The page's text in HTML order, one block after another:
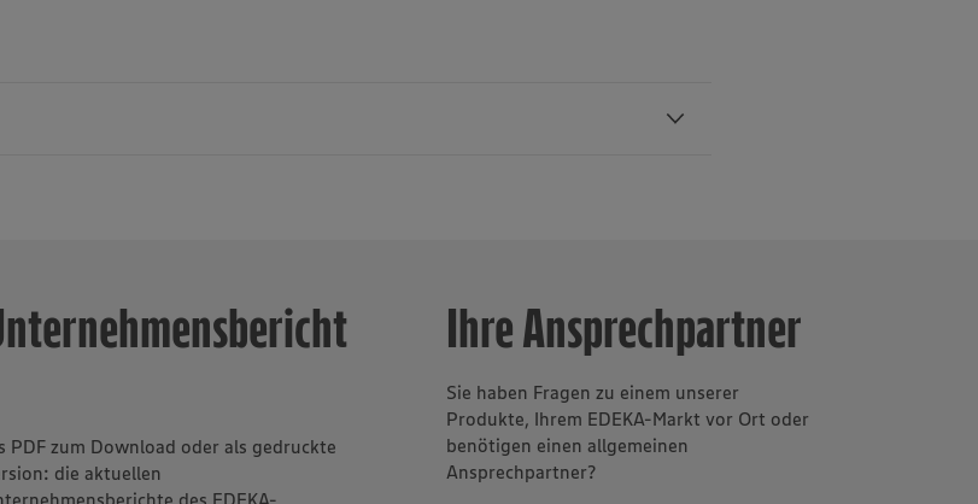
unter der Marke trinkgut). Der Fleischhof Rasting und die
Produktionsbetriebe ebenfalls zu EDEKA Rhein-Ruhr. Das
Euro. Mit fast 50.000 Mitarbeitern gehört es zu den
Ausbildungsbetrieben in der Region. Täglich vertrauen mehr als
Kunden auf die EDEKA-Frische, auf Qualität und
PDF zum Download oder als gedruckte
die aktuellen
des EDEKA-
Ihre Ansprechpartner
Sie haben Fragen zu einem unserer
Produkte, Ihrem EDEKA-Markt vor Ort oder
benötigen einen allgemeinen
Ansprechpartner?